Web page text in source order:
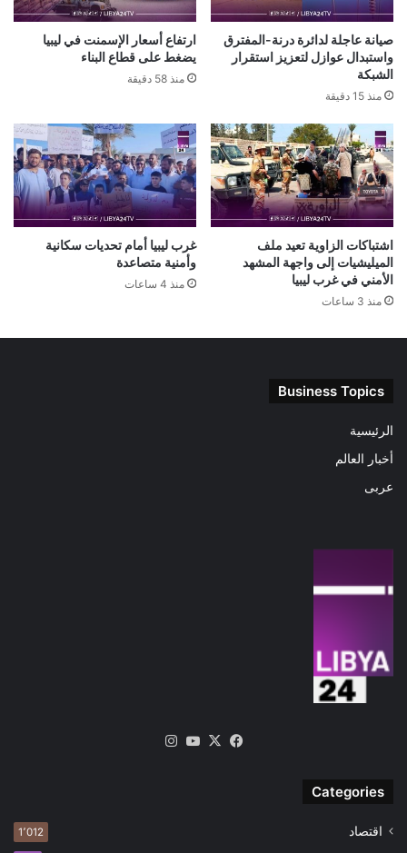
صيانة عاجلة لدائرة درنة-المفترق
واستبدال عوازل لتعزيز استقرار
الشبكة
منذ 15 دقيقة
ارتفاع أسعار الإسمنت في ليبيا
يضغط على قطاع البناء
منذ 58 دقيقة
اشتباكات الزاوية تعيد ملف
الميليشيات إلى واجهة المشهد
الأمني في غرب ليبيا
منذ 3 ساعات
غرب ليبيا أمام تحديات سكانية
وأمنية متصاعدة
منذ 4 ساعات
Business Topics
الرئيسية
أخبار العالم
عربى
فيسبوك
‫X
‫YouTube
Categories
اقتصاد 1٬012